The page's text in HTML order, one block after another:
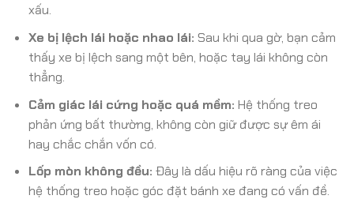
xấu.
Xe bị lệch lái hoặc nhao lái: Sau khi qua gờ, bạn cảm
thấy xe bị lệch sang một bên, hoặc tay lái không còn
thẳng.
Cảm giác lái cứng hoặc quá mềm: Hệ thống treo
phản ứng bất thường, không còn giữ được sự êm ái
hay chắc chắn vốn có.
Lốp mòn không đều: Đây là dấu hiệu rõ ràng của việc
hệ thống treo hoặc góc đặt bánh xe đang có vấn đề.